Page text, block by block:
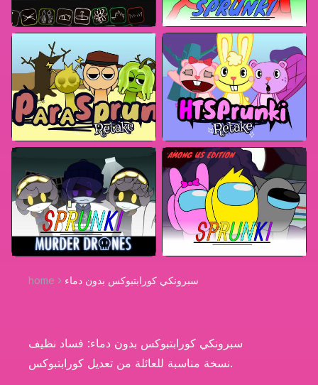
home سبرونكي كورابتبوكس بدون دماء
سبرونكي كورابتبوكس بدون دماء: فساد نظيف
نسخة مناسبة للعائلة من تعديل كورابتبوكس.